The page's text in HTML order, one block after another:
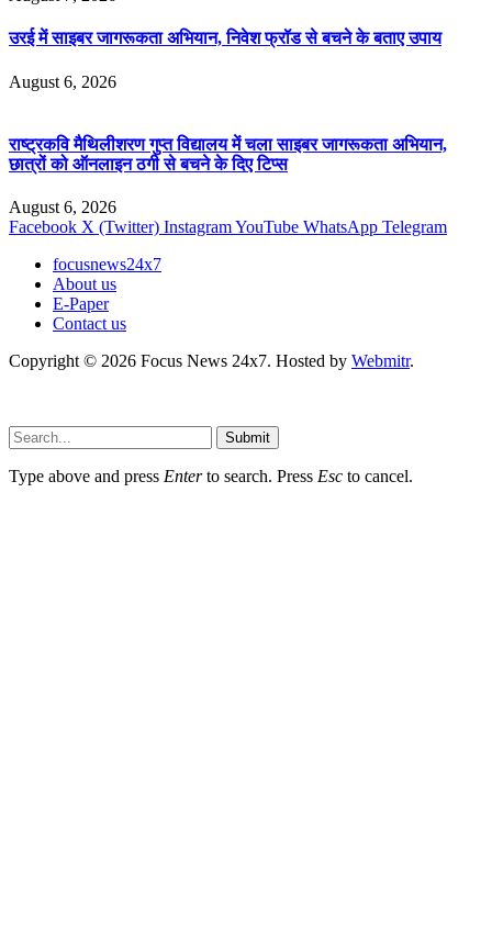
उरई में साइबर जागरूकता अभियान, निवेश फ्रॉड से बचने के बताए उपाय
August 6, 2026
राष्ट्रकवि मैथिलीशरण गुप्त विद्यालय में चला साइबर जागरूकता अभियान,
छात्रों को ऑनलाइन ठगी से बचने के दिए टिप्स
August 6, 2026
Facebook X (Twitter) InstagramYouTube WhatsApp Telegram
focusnews24x7
About us
E-Paper
Contact us
Copyright © 2026 Focus News 24x7. Hosted by Webmitr.
Submit
Type above and press Enterto search. Press Esc to cancel.